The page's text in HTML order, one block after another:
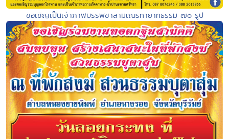
ขอเชิญเป็นเจ้าภาพบรรพชาสามเณรทายาทธรรม ๗๐ รูป